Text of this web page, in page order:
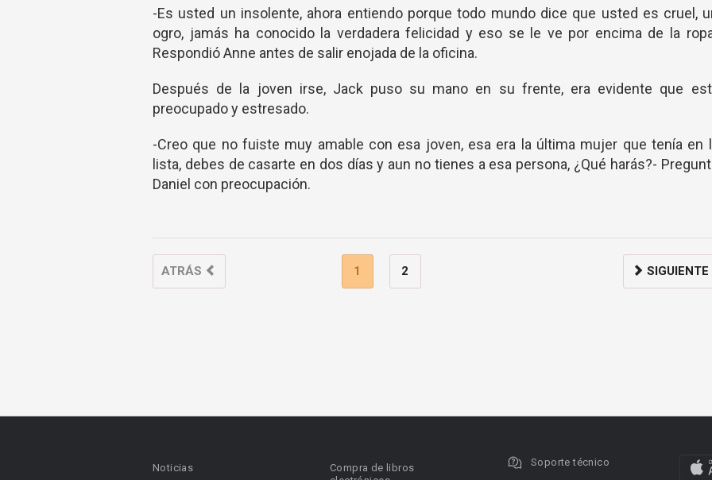
-Es usted un insolente, ahora entiendo porque todo mundo dice que usted es cruel,
ogro, jamás ha conocido la verdadera felicidad y eso se le ve por encima de la
Respondió Anne antes de salir enojada de la oficina.
Después de la joven irse, Jack puso su mano en su frente, era evidente que
preocupado y estresado.
-Creo que no fuiste muy amable con esa joven, esa era la última mujer que tenía en
lista, debes de casarte en dos días y aun no tienes a esa persona, ¿Qué harás?-
Daniel con preocupación.
ATRÁS 1 2 SIGUIENTE
Noticias
Compra de libros
Soporte técnico